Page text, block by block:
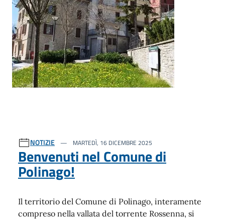
NOTIZIE MARTEDÌ, 16 DICEMBRE 2025
Benvenuti nel Comune di
Polinago!
Il territorio del Comune di Polinago, interamente
compreso nella vallata del torrente Rossenna, si